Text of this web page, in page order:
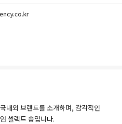
내외 브랜드를 소개하며, 감각적인
셀렉트 숍입니다.